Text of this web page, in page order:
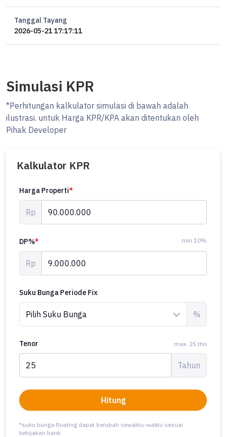
Tanggal Tayang
2026-05-21 17:17:11
Simulasi KPR
*Perhitungan kalkulator simulasi di bawah adalah
ilustrasi. untuk Harga KPR/KPA akan ditentukan oleh
Pihak Developer
Kalkulator KPR
Harga Properti*
Rp
DP%* min 10%
Rp
Suku Bunga Periode Fix
%
Tenor max. 25 thn
Tahun
Hitung
*suku bunga floating dapat berubah sewaktu-waktu sesuai
kebijakan bank